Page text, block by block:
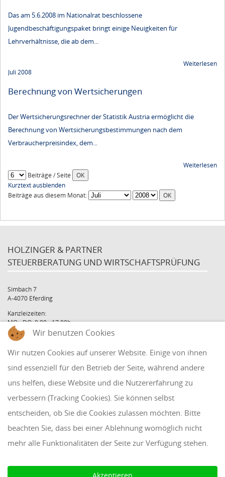
Das am 5.6.2008 im Nationalrat beschlossene
Jugendbeschäftigungspaket bringt einige Neuigkeiten für
Lehrverhältnisse, die ab dem...
Weiterlesen
Juli 2008
Berechnung von Wertsicherungen
Der Wertsicherungsrechner der Statistik Austria ermöglicht die
Berechnung von Wertsicherungsbestimmungen nach dem
Verbraucherpreisindex, dem...
Weiterlesen
Beiträge / Seite
Kurztext ausblenden
Beiträge aus diesem Monat:
HOLZINGER & PARTNER
STEUERBERATUNG UND WIRTSCHAFTSPRÜFUNG
Simbach 7
A-4070 Eferding
Kanzleizeiten:
MO - DO: 8:00 - 17:00h
FR: 8:00 - 12:00h
Tel: +43 7272 39 79 - 0
Fax: +43 7272 39 79 - 9
QUICKLINKS
Klientenbereich
Disclaimer
AAB 2018
Wir benutzen Cookies
Wir nutzen Cookies auf unserer Website. Einige von ihnen
sind essenziell für den Betrieb der Seite, während andere
uns helfen, diese Website und die Nutzererfahrung zu
verbessern (Tracking Cookies). Sie können selbst
entscheiden, ob Sie die Cookies zulassen möchten. Bitte
beachten Sie, dass bei einer Ablehnung womöglich nicht
mehr alle Funktionalitäten der Seite zur Verfügung stehen.